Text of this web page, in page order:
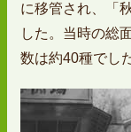
に移管され、「
した。当時の総
数は約40種でし